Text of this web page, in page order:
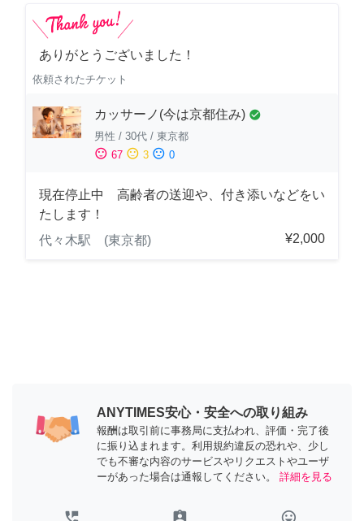
ありがとうございました！
依頼されたチケット
カッサーノ(今は京都住み) check_circle
男性 / 30代 / 東京都
sentiment_satisfied 67 sentiment_neutral 3 sentiment_dissatisfied 0
現在停止中 高齢者の送迎や、付き添いなどをい
たします！
代々木駅 (東京都)
¥2,000
ANYTIMES安心・安全への取り組み
報酬は取引前に事務局に支払われ、評価・完了後
に振り込まれます。利用規約違反の恐れや、少し
でも不審な内容のサービスやリクエストやユーザ
ーがあった場合は通報してください。
詳細を見る
perm_phone_msg assignment_ind tag_faces